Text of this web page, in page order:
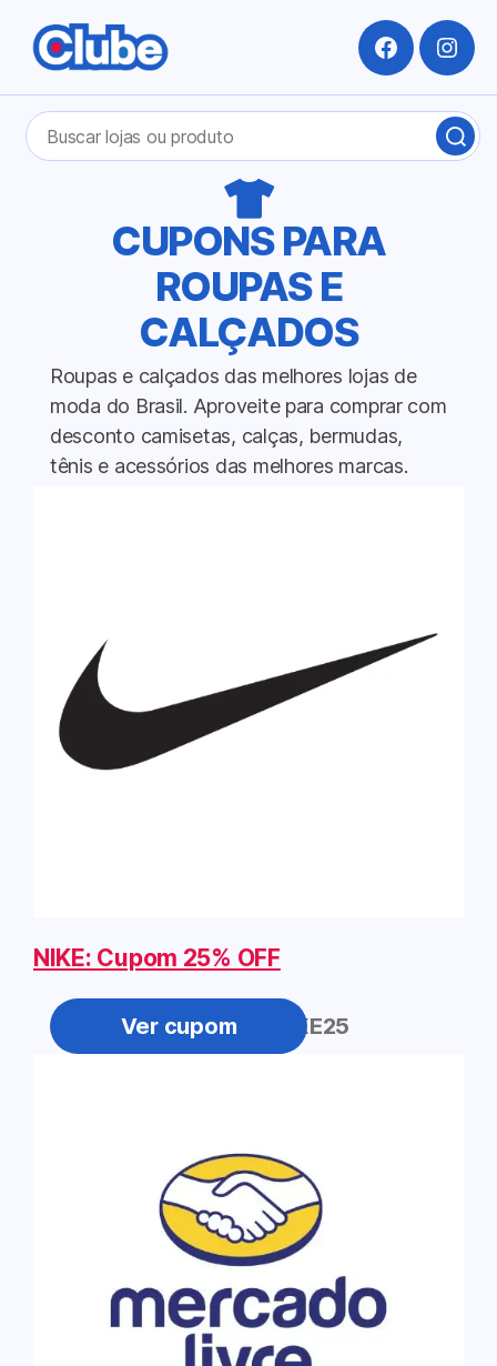
Pesquisar
por:
Facebook
CUPONS PARA
ROUPAS E
CALÇADOS
Roupas e calçados das melhores lojas de
moda do Brasil. Aproveite para comprar com
desconto camisetas, calças, bermudas,
tênis e acessórios das melhores marcas.
NIKE: Cupom 25% OFF
NIKE25